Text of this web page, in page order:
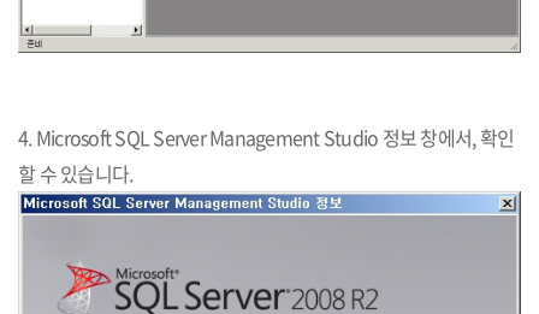
4. Microsoft SQL Server Management Studio 정보 창에서, 확인
할 수 있습니다.